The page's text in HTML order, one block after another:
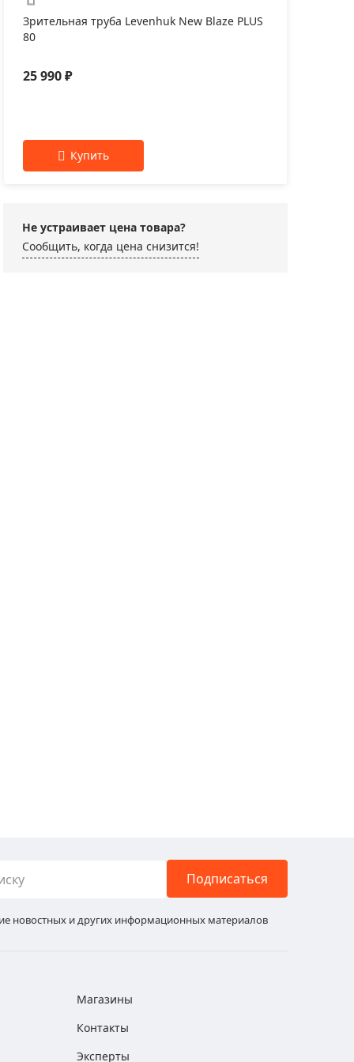
Зрительная труба Levenhuk New Blaze PLUS
80
25 990 ₽
Не устраивает цена товара?
Сообщить, когда цена снизится!
Подписаться
новостных и других информационных материалов
Магазины
Контакты
Эксперты